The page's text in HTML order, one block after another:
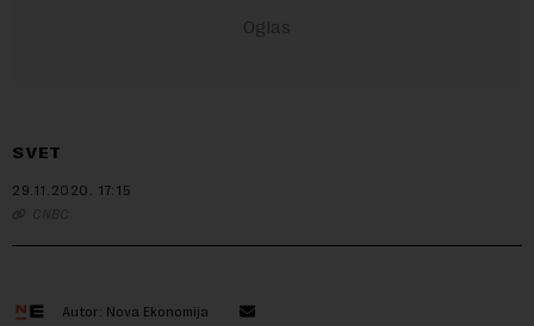
SVET
29.11.2020. 17:15
CNBC
Autor: Nova Ekonomija